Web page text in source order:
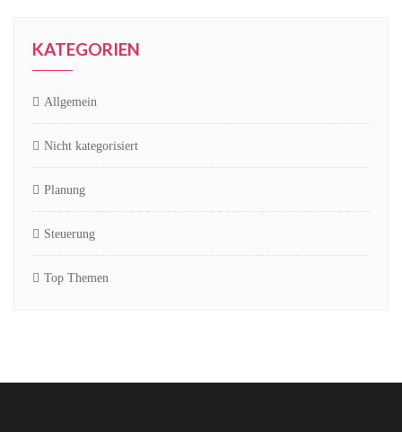
KATEGORIEN
Allgemein
Nicht kategorisiert
Planung
Steuerung
Top Themen